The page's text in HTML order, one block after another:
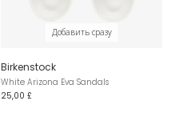
Добавить сразу
Birkenstock
White Arizona Eva Sandals
25,00 £